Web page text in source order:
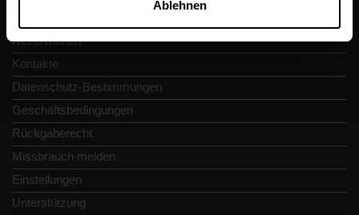
Ablehnen
Rezensionen
Kontakte
Datenschutz-Bestimmungen
Geschäftsbedingungen
Rückgaberecht
Missbrauch melden
Einstellungen
Unterstützung